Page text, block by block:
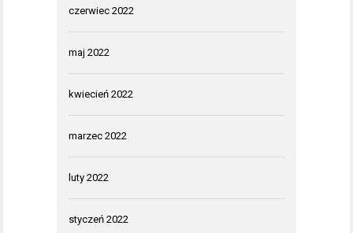
czerwiec 2022
maj 2022
kwiecień 2022
marzec 2022
luty 2022
styczeń 2022